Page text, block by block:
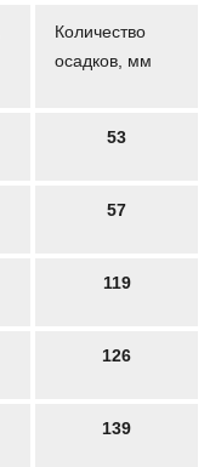
Количество
осадков, мм
53
57
119
126
139